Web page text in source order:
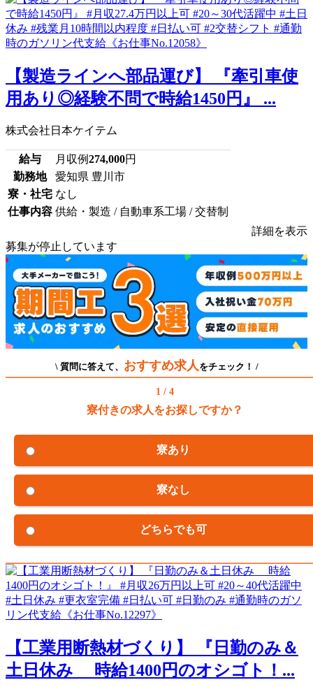
【製造ラインへ部品運び】 『牽引車使
用あり◎経験不問で時給1450円』 ...
株式会社日本ケイテム
給与 月収例274,000円
勤務地
愛知県 豊川市
寮・社宅 なし
仕事内容 供給・製造 / 自動車系工場 / 交替制
詳細を表示
募集が停止しています
\ 質問に答えて、 おすすめ求人 をチェック！ /
1 / 4
寮付きの求人をお探しですか？
寮あり
寮なし
どちらでも可
【工業用断熱材づくり】 『日勤のみ＆
土日休み 時給1400円のオシゴト！...